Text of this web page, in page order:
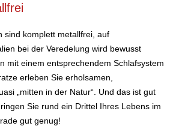
sind komplett metallfrei, auf
bei der Veredelung wird bewusst
mit einem entsprechendem Schlafsystem
erleben Sie erholsamen,
„mitten in der Natur“. Und das ist gut
Sie rund ein Drittel Ihres Lebens im
gut genug!